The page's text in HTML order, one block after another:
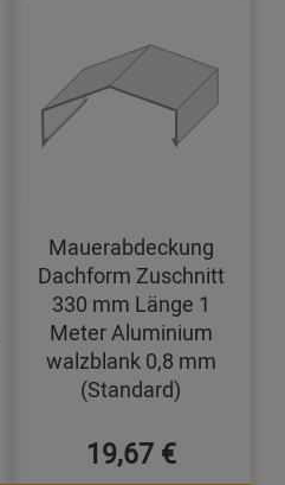
Mauerabdeckung
Dachform Zuschnitt
330 mm Länge 1
Meter Aluminium
walzblank 0,8 mm
(Standard)
19,67 €